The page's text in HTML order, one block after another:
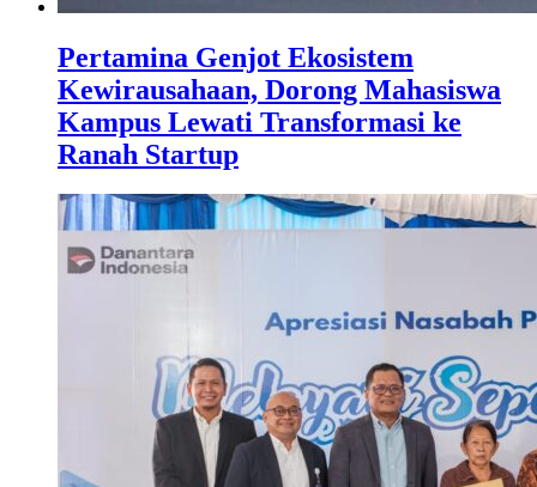
Pertamina Genjot Ekosistem
Kewirausahaan, Dorong Mahasiswa
Kampus Lewati Transformasi ke
Ranah Startup